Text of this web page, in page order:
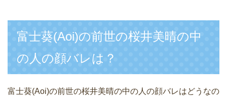
富士葵(Aoi)の前世の桜井美晴の中
の人の顔バレは？
富士葵(Aoi)の前世の桜井美晴の中の人の顔バレはどうなの